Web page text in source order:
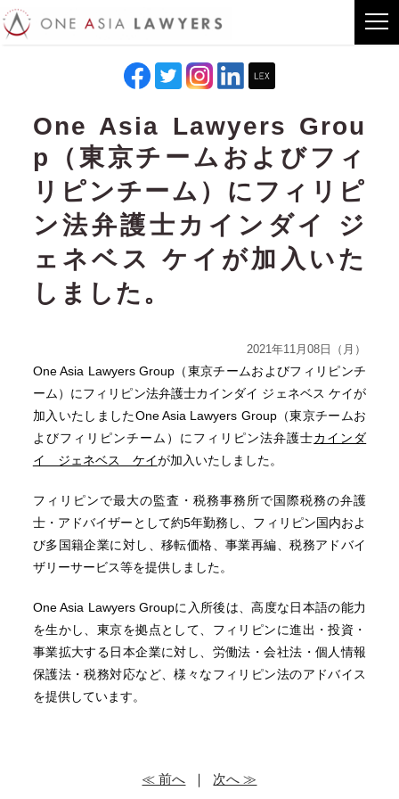
One Asia Lawyers Grou
p（東京チームおよびフィ
リピンチーム）にフィリピ
ン法弁護士カインダイ ジ
ェネベス ケイが加入いた
しました。
2021年11月08日（月）
One Asia Lawyers Group（東京チームおよびフィリピンチ
ーム）にフィリピン法弁護士カインダイ ジェネベス ケイが
加入いたしましたOne Asia Lawyers Group（東京チームお
よびフィリピンチーム）にフィリピン法弁護士カインダ
イ ジェネベス ケイが加入いたしました。
フィリピンで最大の監査・税務事務所で国際税務の弁護
士・アドバイザーとして約5年勤務し、フィリピン国内およ
び多国籍企業に対し、移転価格、事業再編、税務アドバイ
ザリーサービス等を提供しました。
One Asia Lawyers Groupに入所後は、高度な日本語の能力
を生かし、東京を拠点として、フィリピンに進出・投資・
事業拡大する日本企業に対し、労働法・会社法・個人情報
保護法・税務対応など、様々なフィリピン法のアドバイス
を提供しています。
≪ 前へ ｜ 次へ ≫